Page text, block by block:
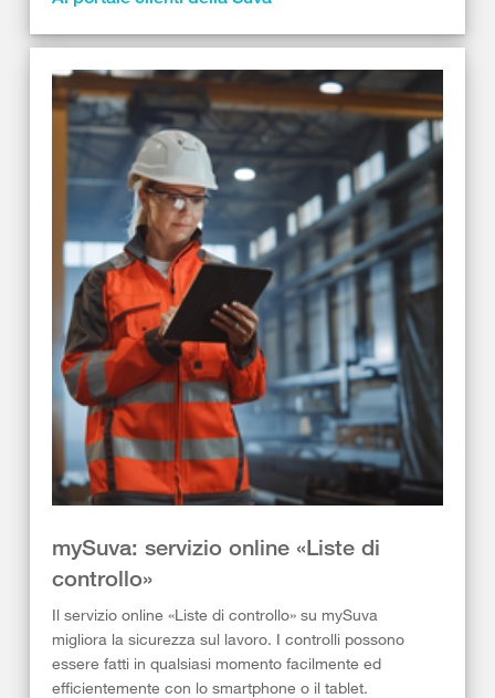
mySuva: servizio online «Liste di
controllo»
Il servizio online «Liste di controllo» su mySuva
migliora la sicurezza sul lavoro. I controlli possono
essere fatti in qualsiasi momento facilmente ed
efficientemente con lo smartphone o il tablet.